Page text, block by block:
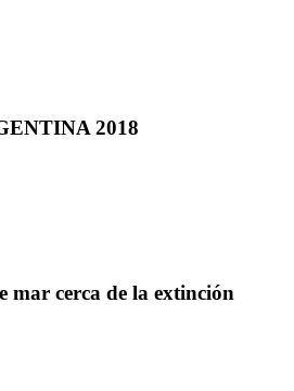
2018
mar cerca de la extinción